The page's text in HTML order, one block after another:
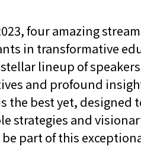
推薦表格 其
four amazing
in transformative
lineup of
and profound
the best yet, designed
strategies and
part of this